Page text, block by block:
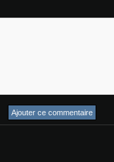
Ajouter ce commentaire